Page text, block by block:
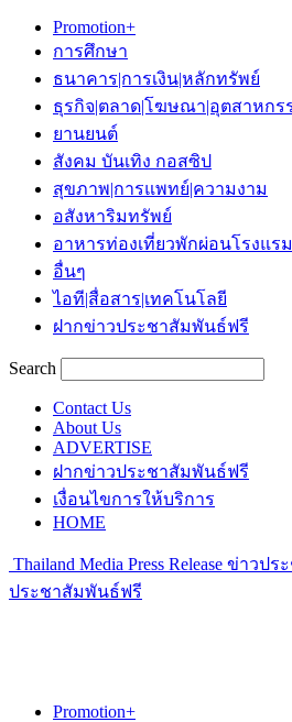
Promotion+
การศึกษา
ธนาคาร|การเงิน|หลักทรัพย์
ธุรกิจ|ตลาด|โฆษณา|อุตสาหกร
ยานยนต์
สังคม บันเทิง กอสซิป
สุขภาพ|การแพทย์|ความงาม
อสังหาริมทรัพย์
อาหารท่องเที่ยวพักผ่อนโรงแรม
อื่นๆ
ไอที|สื่อสาร|เทคโนโลยี
ฝากข่าวประชาสัมพันธ์ฟรี
Search
Contact Us
About Us
ADVERTISE
ฝากข่าวประชาสัมพันธ์ฟรี
เงื่อนไขการให้บริการ
HOME
Thailand Media Press Release ข่าว
ประชาสัมพันธ์ฟรี
Promotion+